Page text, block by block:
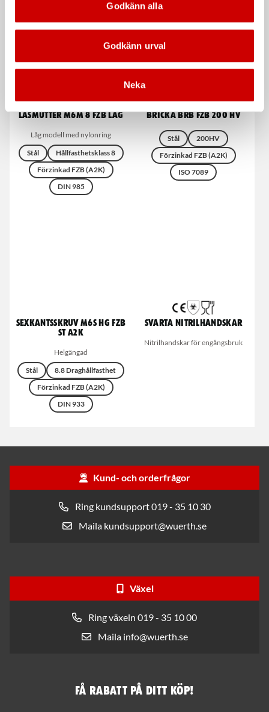
Godkänn alla
Godkänn urval
Neka
Låsmutter M6M 8 FZB Låg
Låg modell med nylonring
Stål
Hållfasthetsklass 8
Förzinkad FZB (A2K)
DIN 985
Bricka BRB FZB 200 HV
Stål
200HV
Förzinkad FZB (A2K)
ISO 7089
Sexkantsskruv M6S HG FZB
ST A2K
Helgängad
Stål
8.8 Draghållfasthet
Förzinkad FZB (A2K)
DIN 933
Svarta nitrilhandskar
Nitrilhandskar för engångsbruk
Kund- och orderfrågor
Ring kundsupport 019 - 35 10 30
Maila kundsupport@wuerth.se
Växel
Ring växeln 019 - 35 10 00
Maila info@wuerth.se
Få rabatt på ditt köp!